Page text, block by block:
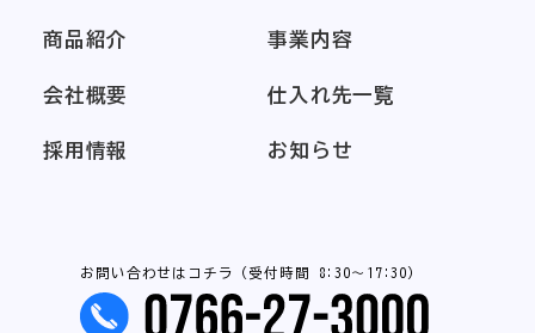
商品紹介 事業内容
会社概要 仕入れ先一覧
採用情報 お知らせ
お問い合わせはコチラ（受付時間 8:30～17:30）